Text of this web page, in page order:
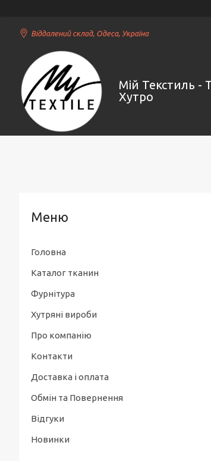
Віддалений склад, Одеса, Україна
Мій Текстиль -
Хутро
Головна
Каталог тканин
Фурнітура
Хутряні вироби
Про компанію
Контакти
Доставка і оплата
Обмін та Повернення
Відгуки
Новинки